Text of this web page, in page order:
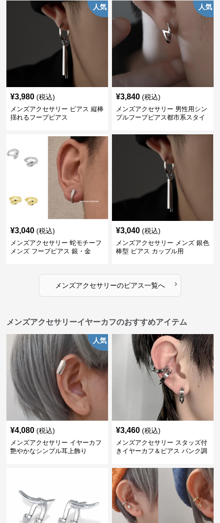
人気
¥3,980 (税込)
メンズアクセサリー ピアス 縦棒
揺れるフープピアス
人気
¥3,840 (税込)
メンズアクセサリー 男性用シン
プルフープピアス都市系スタイ
¥3,040 (税込)
メンズアクセサリー 蛇モチーフ
メンズ フープピアス 銀・金
¥3,040 (税込)
メンズアクセサリー メンズ 銀色
棒型 ピアス カップル用
メンズアクセサリーのピアス一覧へ ›
メンズアクセサリーイヤーカフのおすすめアイテム
人気
¥4,080 (税込)
メンズアクセサリー イヤーカフ
艶やかなシンプル耳上飾り
¥3,460 (税込)
メンズアクセサリー スタッズ付
きイヤーカフ＆ピアス パンク調